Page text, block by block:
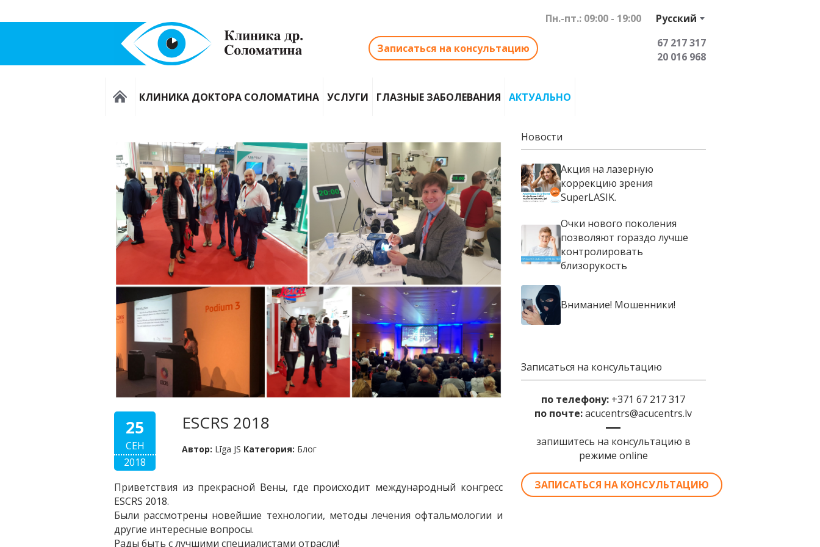
Пн.-пт.: 09:00 - 19:00 Русский
Записаться на консультацию
67 217 317
20 016 968
КЛИНИКА ДОКТОРА СОЛОМАТИНА УСЛУГИ ГЛАЗНЫЕ ЗАБОЛЕВАНИЯ АКТУАЛЬНО
25
СЕН
2018
ESCRS 2018
Автор: Līga JS Категория: Блог
Приветствия из прекрасной Вены, где происходит международный конгресс
ESCRS 2018.
Были рассмотрены новейшие технологии, методы лечения офтальмологии и
другие интересные вопросы.
Рады быть с лучшими специалистами отрасли!
Новости
Акция на лазерную
коррекцию зрения
SuperLASIK.
Очки нового поколения
позволяют гораздо лучше
контролировать
близорукость
Внимание! Мошенники!
Записаться на консультацию
по телефону: +371 67 217 317
по почте:acucentrs@acucentrs.lv
запишитесь на консультацию в
режиме online
ЗАПИСАТЬСЯ НА КОНСУЛЬТАЦИЮ